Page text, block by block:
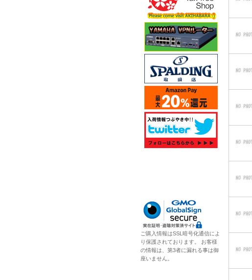
ご購入情報はSSL暗号化通信によ
り保護されております。 お客様
の情報は、第3者に漏れる事は御
座いません。